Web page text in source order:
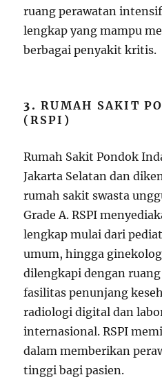
ruang perawatan
lengkap yang mampu
berbagai penyakit kritis.
3.RUMAH SAKIT
(RSPI)
Rumah Sakit Pondok
Jakarta Selatan dan
rumah sakit swasta
Grade A. RSPI
lengkap mulai dari
umum, hingga
dilengkapi dengan
fasilitas penunjang
radiologi digital dan
internasional. RSPI
dalam memberikan
tinggi bagi pasien.